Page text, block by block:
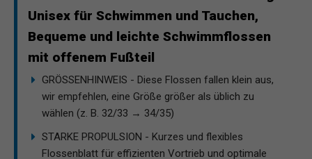
Unisex für Schwimmen und Tauchen,
Bequeme und leichte Schwimmflossen
mit offenem Fußteil
GRÖSSENHINWEIS - Diese Flossen fallen klein aus,
wir empfehlen, eine Größe größer als üblich zu
wählen (z. B. 32/33 → 34/35)
STARKE PROPULSION - Kurzes und flexibles
Flossenblatt für effizienten Vortrieb und optimale